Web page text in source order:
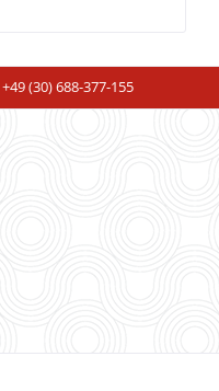
+49 (30) 688-377-155